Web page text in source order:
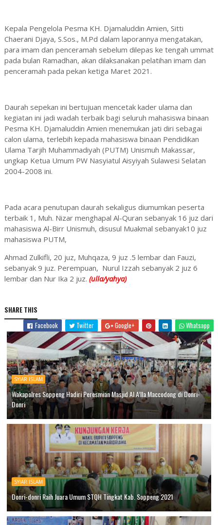
Kepala Pengelola Pesma KH. Djamaluddin Amien, Sitti
Chaerani Djaya, S.Sos., M.Pd dalam laporannya mengatakan,
para imam dan penceramah sebelum dilepas ke tengah ummat
pada bulan Ramadhan, akan dilaksanakan pelatihan imam dan
penceramah pada pekan ketiga Maret 2021.
Daurah sepekan ini bertujuan mencetak kader ulama dan
kegiatan ini jadi wadah terbaik bagi seluruh mahasiswa binaan
Pesma KH. Djamaluddin Amien menemukan jati diri sebagai
calon ulama, terlebih kepada mahasiswa binaan Pendidikan
Ulama Tarjih Muhammadiyah (PUTM) Unismuh Makassar,
ungkap Ketua Umum PW Nasyiatul Aisyiyah Sulawesi Selatan
2004-2008 ini.
Pada acara penutupan daurah sekaligus diumumkan peserta
terbaik 1, Muh. Nizar menghapal Al-Quran sebanyak 16 juz dari
mahasiswa Al-Birr Unismuh, disusul Muakmal sebanyak10 juz
mahasiswa PUTM,
Ahmad Zulkifli, 20 juz, Muhqaza, 9 juz .5 lembar dan Fauzi,
sebanyak 9 juz. Perempuan, Nurul Izzah sebanyak 2 juz 6
lembar dan Nur Ika 2 juz. (ulla/yahya)
SHARE THIS
Facebook
Twitter Google+ Whatsapp
SYIAR ISLAM
Wakapolres Soppeng Hadiri Peresmian Masjid Al A’lla Maccodong di Donri-
Donri
SYIAR ISLAM
Donri-donri Raih Juara Umum STQH Tingkat Kab. Soppeng 2021